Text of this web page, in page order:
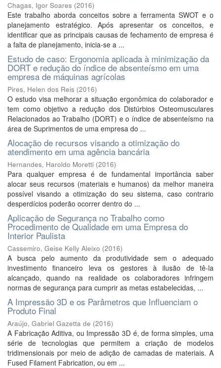
Chagas, Igor Soares (2016)
Este trabalho aborda conceitos sobre a ferramenta SWOT e o
planejamento estratégico. Após apresentar os conceitos, e
identificar que as principais causas de fechamento de empresa é
a falta de planejamento, inicia-se a ...
Estudo de caso: Ergonomia aplicada à minimização da
DORT e redução do índice de absenteísmo em uma
empresa de máquinas agrícolas
Pires, Helen dos Reis (2016)
O estudo visa melhorar a situação ergonômica do colaborador e
tem como objetivo a redução dos Distúrbios Osteomusculares
Relacionados ao Trabalho (DORT) e o índice de absenteísmo na
área de Suprimentos de uma empresa do ...
Alocação de recursos visando a otimização do
atendimento em uma agência bancária
Hernandes, Haroldo Moretti (2016)
Para qualquer empresa é de fundamental importância saber
alocar seus recursos (materiais e humanos) da melhor maneira
possível visando a otimização do seu sistema, caso contrario
desperdícios poderão ocorrer dentro do ...
Aplicação de Segurança no Trabalho como
Procedimento de Qualidade em uma Empresa do
Interior Paulista
Cassemiro, Geise Kelly Aleixo (2016)
A busca pelo aumento da produtividade sem o adequado
investimento financeiro leva os gestores à ilusão de tê-la
alcançado, quando na realidade os colaboradores infringem
normas de segurança para cumprir as metas estabelecidas, ...
A Impressão 3D e os Parâmetros que Influenciam o
Produto Final
Araújo, Gabriel Gazetta de (2016)
A Fabricação Aditiva, ou Impressão 3D é, de forma simples, uma
série de tecnologias que permitem a criação de modelos
tridimensionais por meio de adição de camadas de materiais. A
Fused Filament Fabrication, ou em ...